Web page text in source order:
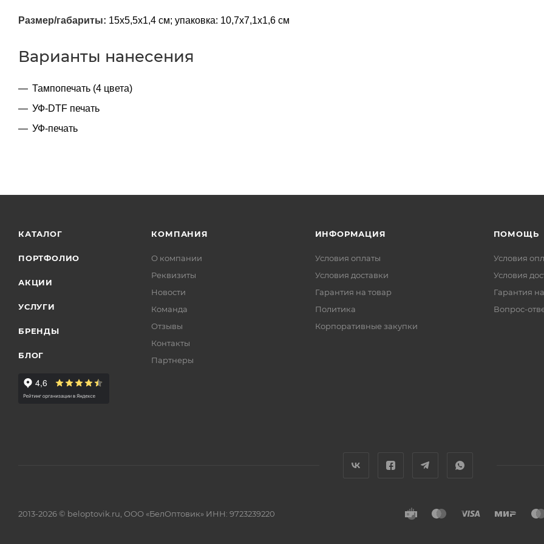
Размер/габариты: 15x5,5х1,4 см; упаковка: 10,7x7,1x1,6 см
Варианты нанесения
Тампопечать (4 цвета)
УФ-DTF печать
УФ-печать
КАТАЛОГ
ПОРТФОЛИО
АКЦИИ
УСЛУГИ
БРЕНДЫ
БЛОГ
КОМПАНИЯ
О компании
Реквизиты
Новости
Команда
Отзывы
Контакты
Партнеры
ИНФОРМАЦИЯ
Условия оплаты
Условия доставки
Гарантия на товар
Политика
Корпоративные закупки
ПОМОЩЬ
Условия
Условия
Гарантия
Вопрос-
2013-2026 © beloptovik.ru, ООО «БелОптовик» ИНН: 9723239220